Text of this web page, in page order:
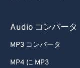
Audio コンバータ
MP3 コンバータ
MP4 に MP3